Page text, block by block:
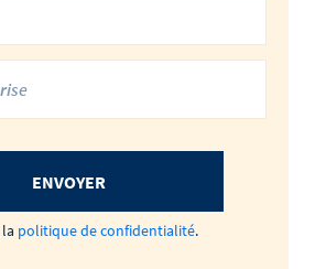
ENVOYER
politique de confidentialité.